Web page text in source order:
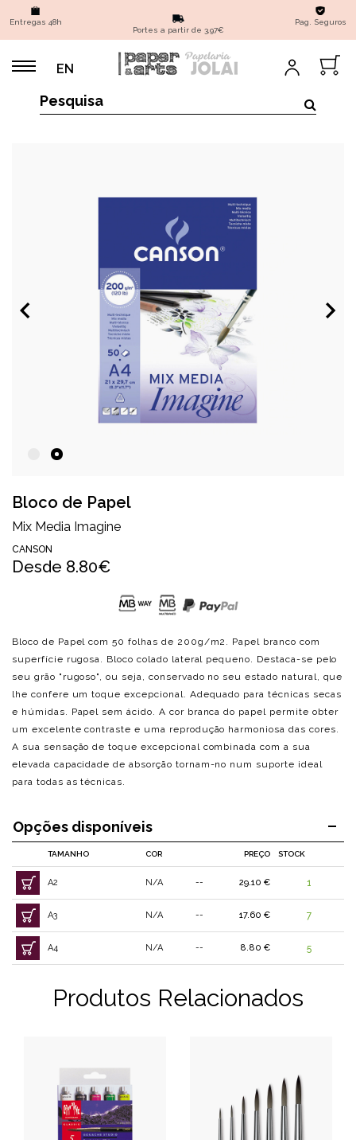
Entregas 48h
Portes a partir de 3,97€
Pag. Seguros
EN
Bloco de Papel
Mix Media Imagine
CANSON
Desde 8.80€
Bloco de Papel com 50 folhas de 200g/m2. Papel branco com
superfície rugosa. Bloco colado lateral pequeno. Destaca-se pelo
seu grão "rugoso", ou seja, conservado no seu estado natural, que
lhe confere um toque excepcional. Adequado para técnicas secas
e húmidas. Papel sem ácido. A cor branca do papel permite obter
um excelente contraste e uma reprodução harmoniosa das cores.
A sua sensação de toque excepcional combinada com a sua
elevada capacidade de absorção tornam-no num suporte ideal
para todas as técnicas.
Opções disponíveis
TAMANHO COR PREÇO STOCK
A2 N/A -- 29.10 € 1
A3 N/A -- 17.60 € 7
A4 N/A -- 8.80 € 5
Produtos Relacionados